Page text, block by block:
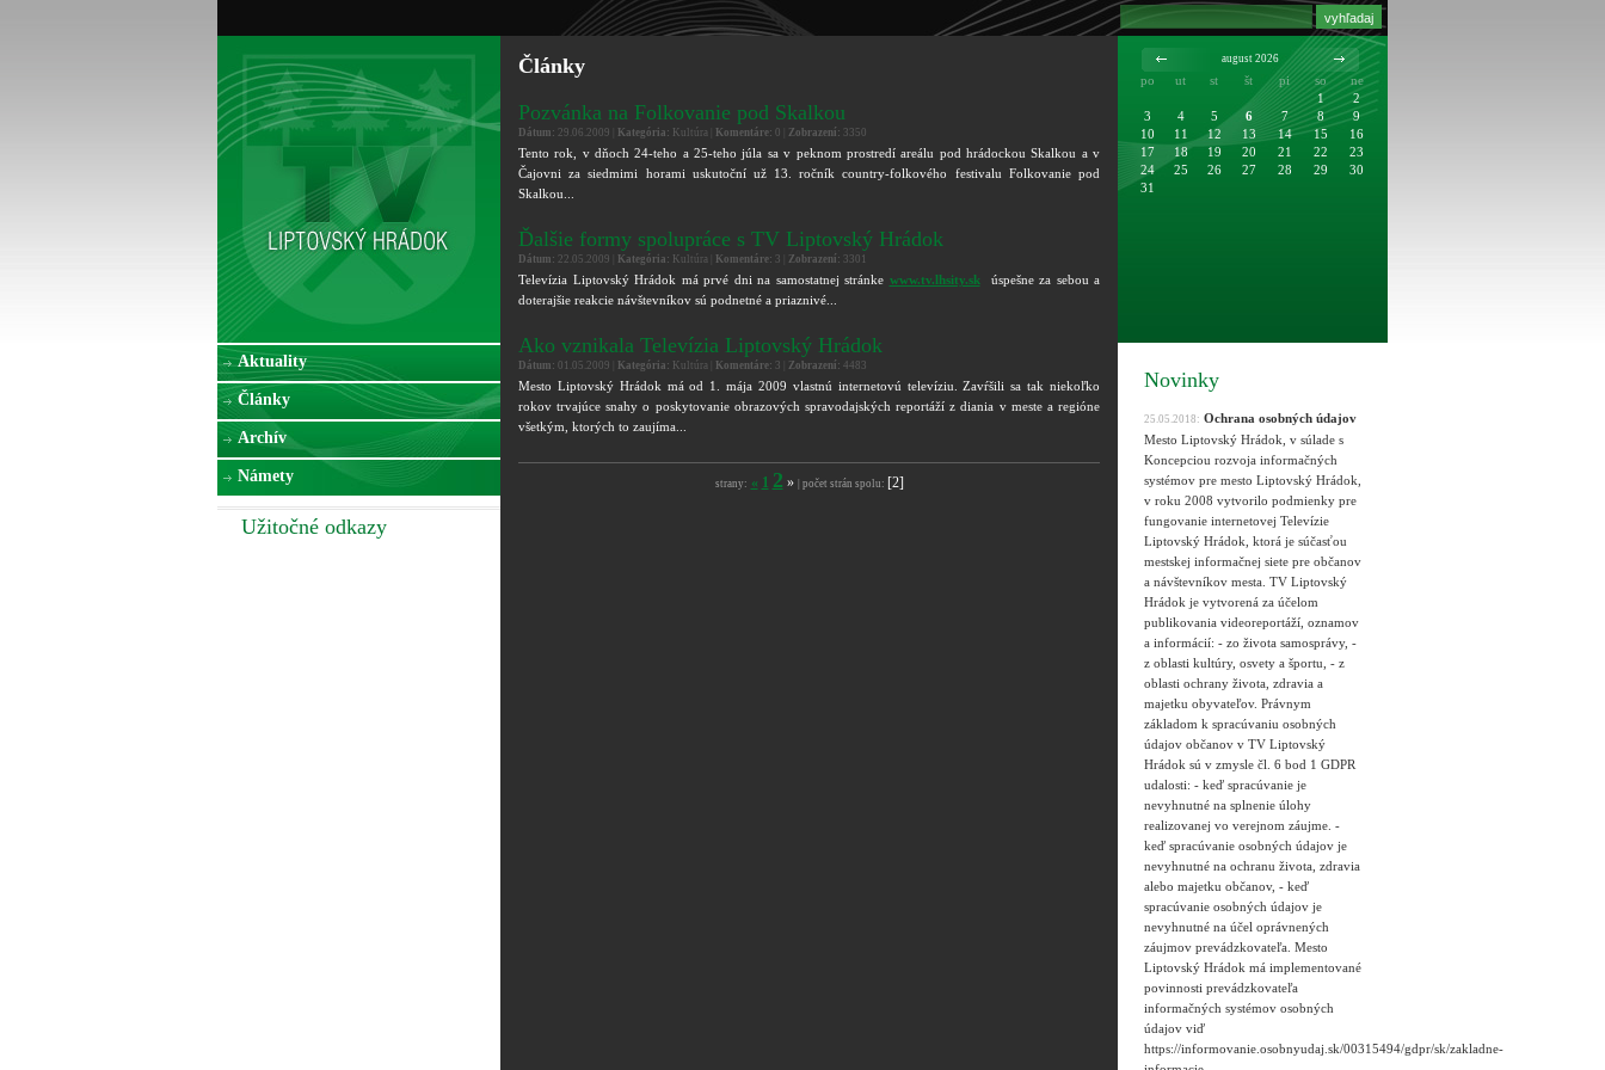
Aktuality
Články
Archív
Námety
Užitočné odkazy
Články
Pozvánka na Folkovanie pod Skalkou
Dátum: 29.06.2009 | Kategória: Kultúra | Komentáre: 0 | Zobrazení: 3350
Tento rok, v dňoch 24-teho a 25-teho júla sa v peknom prostredí areálu pod hrádockou Skalkou a v
Čajovni za siedmimi horami uskutoční už 13. ročník country-folkového festivalu Folkovanie pod
Skalkou...
Ďalšie formy spolupráce s TV Liptovský Hrádok
Dátum: 22.05.2009 | Kategória: Kultúra | Komentáre: 3 | Zobrazení: 3301
Televízia Liptovský Hrádok má prvé dni na samostatnej stránke www.tv.lhsity.skúspešne za sebou a
doterajšie reakcie návštevníkov sú podnetné a priaznivé...
Ako vznikala Televízia Liptovský Hrádok
Dátum: 01.05.2009 | Kategória: Kultúra | Komentáre: 3 | Zobrazení: 4483
Mesto Liptovský Hrádok má od 1. mája 2009 vlastnú internetovú televíziu. Zavŕšili sa tak niekoľko
rokov trvajúce snahy o poskytovanie obrazových spravodajských reportáží z diania v meste a regióne
všetkým, ktorých to zaujíma...
strany: « 1 2 » | počet strán spolu: [2]
august 2026
po ut st št pi so
ne
1
2
3
4 5 6 7 8
9
10
11 12 13 14 15
16
17
18 19 20 21 22
23
24
25 26 27 28 29
30
31
Novinky
25.05.2018: Ochrana osobných údajov
Mesto Liptovský Hrádok, v súlade s
Koncepciou rozvoja informačných
systémov pre mesto Liptovský Hrádok,
v roku 2008 vytvorilo podmienky pre
fungovanie internetovej Televízie
Liptovský Hrádok, ktorá je súčasťou
mestskej informačnej siete pre občanov
a návštevníkov mesta. TV Liptovský
Hrádok je vytvorená za účelom
publikovania videoreportáží, oznamov
a informácií: - zo života samosprávy, -
z oblasti kultúry, osvety a športu, - z
oblasti ochrany života, zdravia a
majetku obyvateľov. Právnym
základom k spracúvaniu osobných
údajov občanov v TV Liptovský
Hrádok sú v zmysle čl. 6 bod 1 GDPR
udalosti: - keď spracúvanie je
nevyhnutné na splnenie úlohy
realizovanej vo verejnom záujme. -
keď spracúvanie osobných údajov je
nevyhnutné na ochranu života, zdravia
alebo majetku občanov, - keď
spracúvanie osobných údajov je
nevyhnutné na účel oprávnených
záujmov prevádzkovateľa. Mesto
Liptovský Hrádok má implementované
povinnosti prevádzkovateľa
informačných systémov osobných
údajov viď
https://informovanie.osobnyudaj.sk/00315494/gdpr/sk/zakladne-